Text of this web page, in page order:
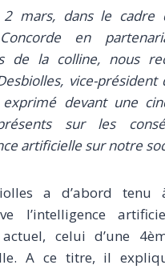
2 mars, dans le cadre
en
de la colline, nous
vice-président
devant une
sur les
artificielle sur notre
a d’abord tenu
l’intelligence
celui d’une
A ce titre, il